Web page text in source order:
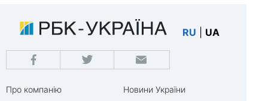
RU UA
Про компанію
Новини України